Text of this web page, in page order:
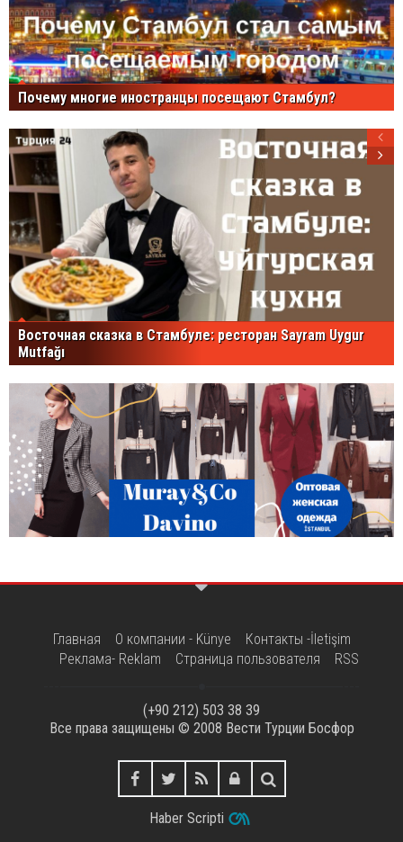
Почему многие иностранцы посещают Стамбул?
Восточная сказка в Стамбуле: ресторан Sayram Uygur
Mutfağı
Главная О компании - Künye
Контакты -İletişim
Реклама- Reklam
Страница пользователя RSS
(+90 212) 503 38 39
Все права защищены © 2008 Вести Турции Босфор
Haber Scripti